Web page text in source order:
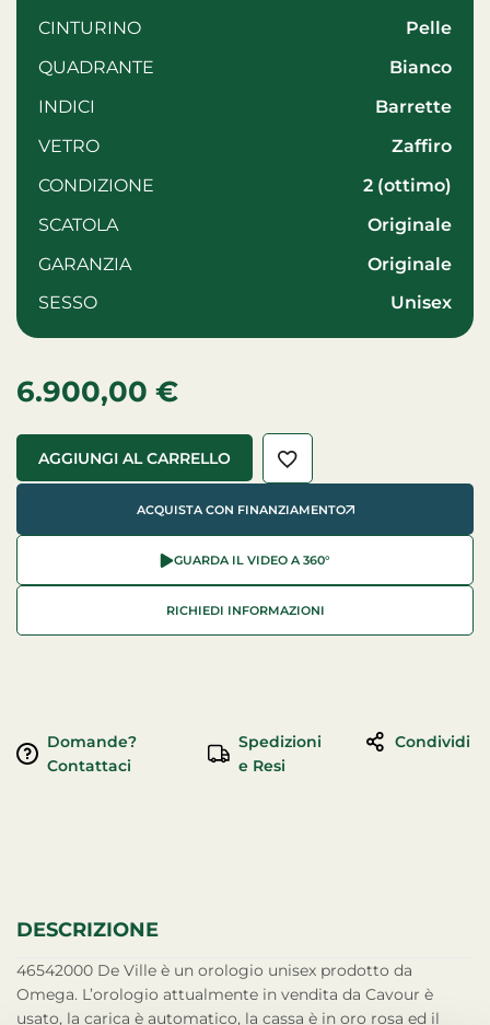
CINTURINO
pelle
QUADRANTE
Bianco
INDICI
Barrette
VETRO
zaffiro
CONDIZIONE
2 (ottimo)
SCATOLA
Originale
GARANZIA
Originale
SESSO
unisex
6.900,00 €
AGGIUNGI AL CARRELLO
ACQUISTA CON FINANZIAMENTO
GUARDA IL VIDEO A 360°
RICHIEDI INFORMAZIONI
Domande?
Contattaci
Spedizioni
e Resi
Condividi
DESCRIZIONE
46542000 De Ville è un orologio unisex prodotto da
Omega. L’orologio attualmente in vendita da Cavour è
usato, la carica è automatico, la cassa è in oro rosa ed il